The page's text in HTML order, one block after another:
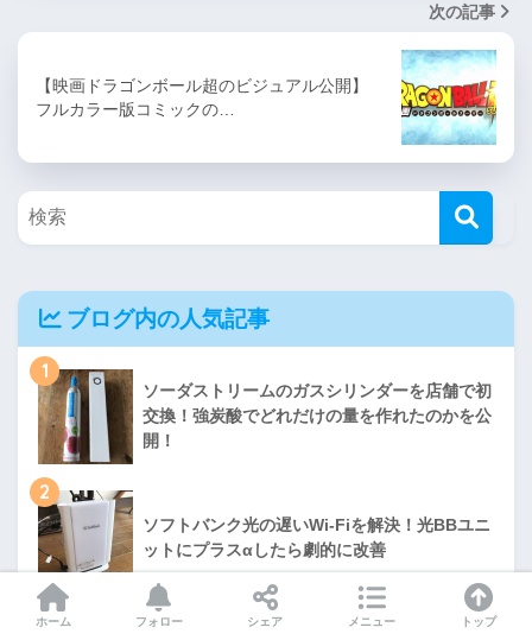
次の記事
【映画ドラゴンボール超のビジュアル公開】
フルカラー版コミックの…
ブログ内の人気記事
1
ソーダストリームのガスシリンダーを店舗で初
交換！強炭酸でどれだけの量を作れたのかを公
開！
2
ソフトバンク光の遅いWi-Fiを解決！光BBユニ
ットにプラスαしたら劇的に改善
3
ホーム フォロー シェア メニュー トップ